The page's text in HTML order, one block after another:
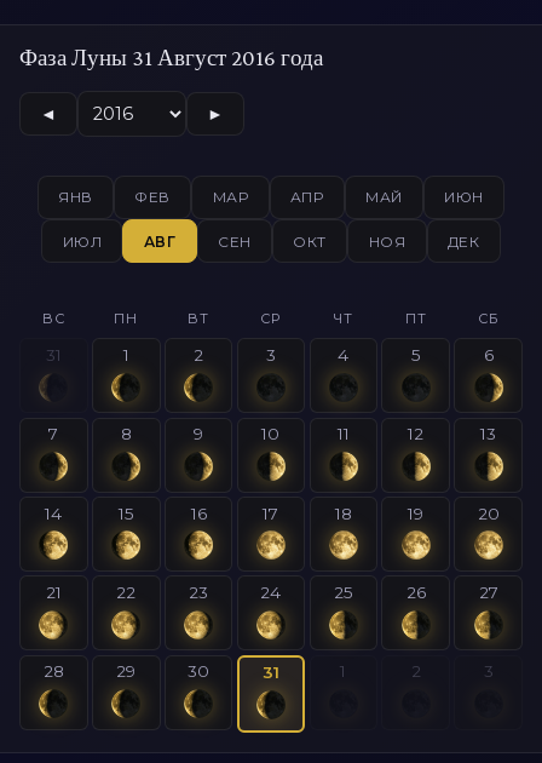
Фаза Луны 31 Август 2016 года
◄ ►
ЯНВ ФЕВ МАР АПР МАЙ ИЮН
ИЮЛ АВГ СЕН ОКТ НОЯ ДЕК
ВС ПН ВТ СР ЧТ ПТ СБ
31 1 2 3 4 5 6
7 8 9 10 11 12 13
14 15 16 17 18 19 20
21 22 23 24 25 26 27
28 29 30 31 1 2 3